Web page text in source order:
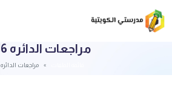
مراجعات الدائره 2016
مراجعات الدائره 2016